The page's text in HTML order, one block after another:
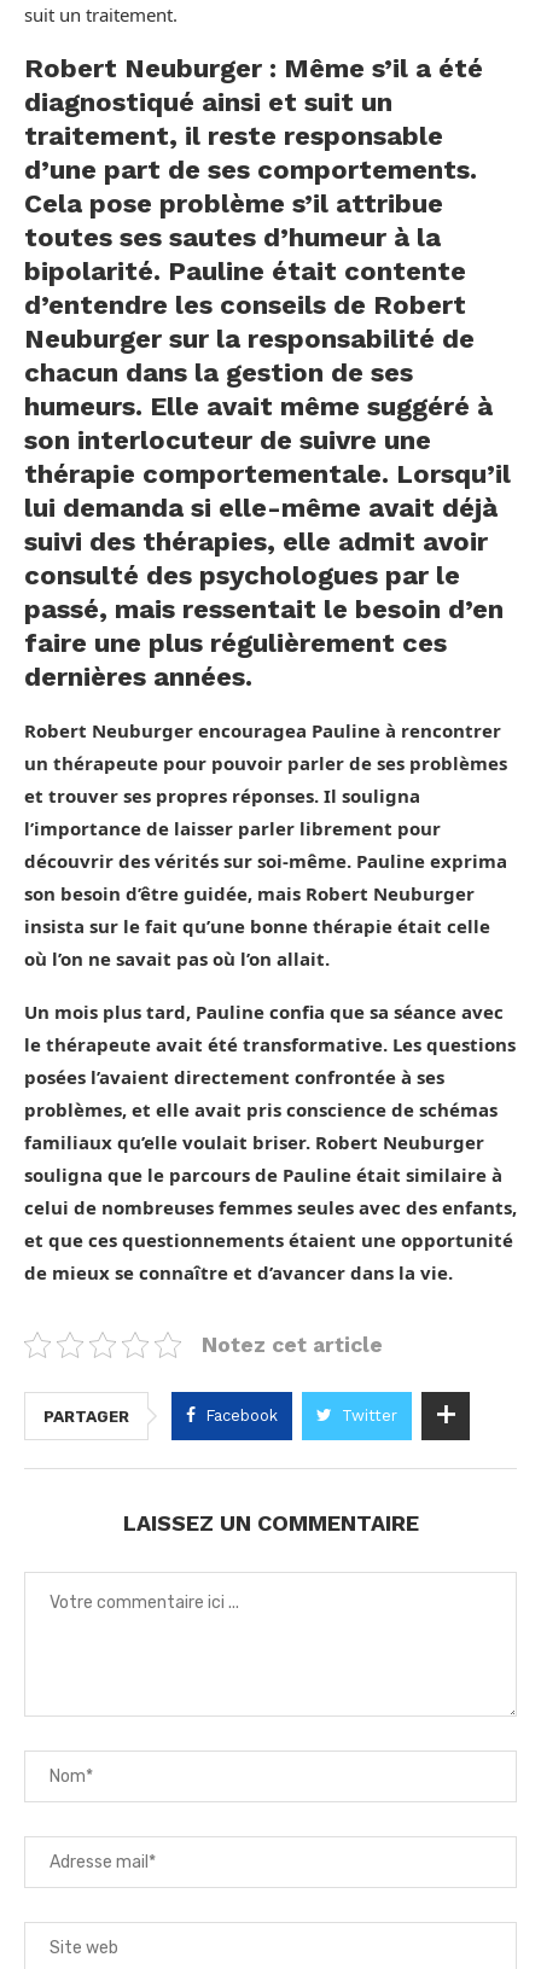
suit un traitement.
Robert Neuburger : Même s’il a été
diagnostiqué ainsi et suit un
traitement, il reste responsable
d’une part de ses comportements.
Cela pose problème s’il attribue
toutes ses sautes d’humeur à la
bipolarité. Pauline était contente
d’entendre les conseils de Robert
Neuburger sur la responsabilité de
chacun dans la gestion de ses
humeurs. Elle avait même suggéré à
son interlocuteur de suivre une
thérapie comportementale. Lorsqu’il
lui demanda si elle-même avait déjà
suivi des thérapies, elle admit avoir
consulté des psychologues par le
passé, mais ressentait le besoin d’en
faire une plus régulièrement ces
dernières années.
Robert Neuburger encouragea Pauline à rencontrer
un thérapeute pour pouvoir parler de ses problèmes
et trouver ses propres réponses. Il souligna
l’importance de laisser parler librement pour
découvrir des vérités sur soi-même. Pauline exprima
son besoin d’être guidée, mais Robert Neuburger
insista sur le fait qu’une bonne thérapie était celle
où l’on ne savait pas où l’on allait.
Un mois plus tard, Pauline confia que sa séance avec
le thérapeute avait été transformative. Les questions
posées l’avaient directement confrontée à ses
problèmes, et elle avait pris conscience de schémas
familiaux qu’elle voulait briser. Robert Neuburger
souligna que le parcours de Pauline était similaire à
celui de nombreuses femmes seules avec des enfants,
et que ces questionnements étaient une opportunité
de mieux se connaître et d’avancer dans la vie.
Notez cet article
PARTAGER Facebook Twitter
LAISSEZ UN COMMENTAIRE